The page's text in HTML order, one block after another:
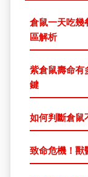
倉鼠一天吃幾
區解析
紫倉鼠壽命有
鍵
如何判斷倉鼠
致命危機！獸